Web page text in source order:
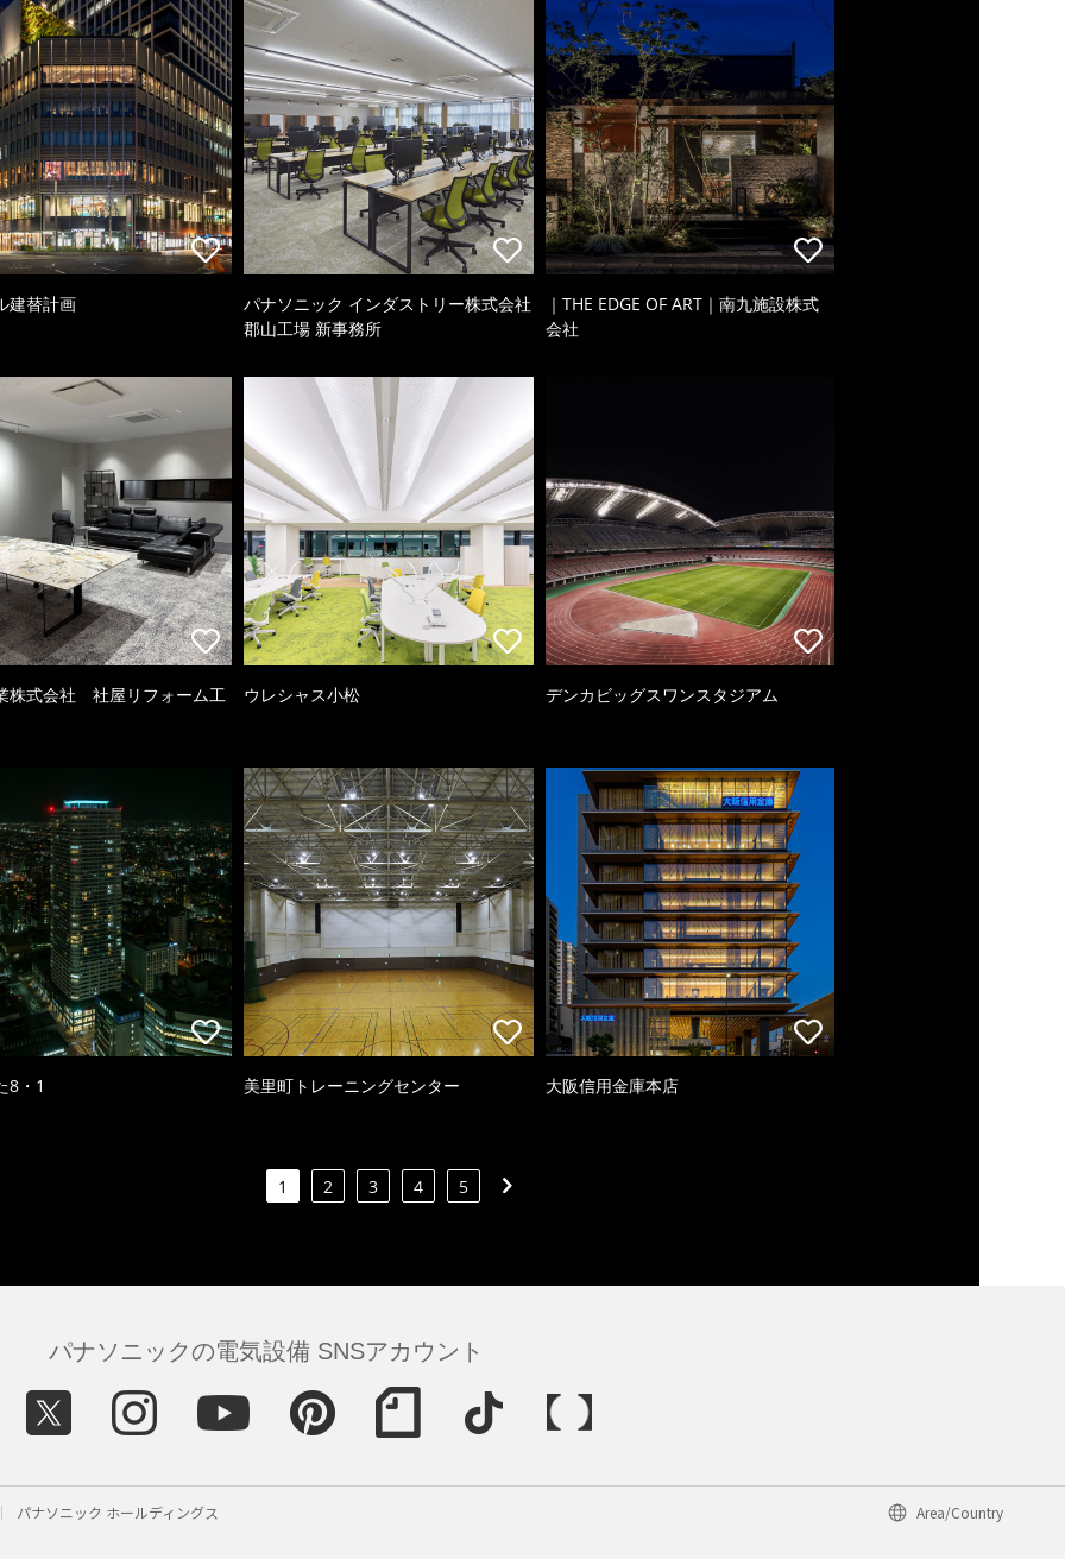
建替計画
パナソニック インダストリー株式会社
郡山工場 新事務所
｜THE EDGE OF ART｜南九施設株式
会社
株式会社 社屋リフォーム工 ウレシャス小松 デンカビッグスワンスタジアム
8・1 美里町トレーニングセンター 大阪信用金庫本店
1 2 3 4 5
パナソニックの電気設備 SNSアカウント
パナソニック ホールディングス Area/Country